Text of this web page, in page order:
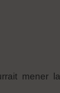
mener la